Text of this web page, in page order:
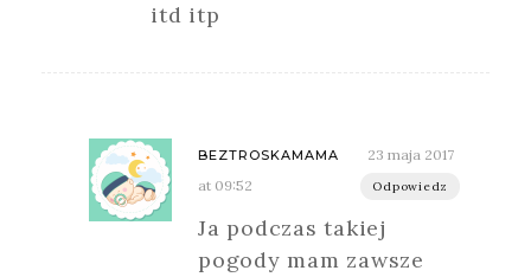
itd itp
BEZTROSKAMAMA
23 maja 2017
at 09:52
Odpowiedz
Ja podczas takiej
pogody mam zawsze